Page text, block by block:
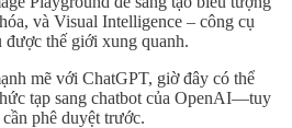
và Visual Intelligence – công cụ
được thế giới xung quanh.
mẽ với ChatGPT, giờ đây có thể
tạp sang chatbot của OpenAI—tuy
phê duyệt trước.